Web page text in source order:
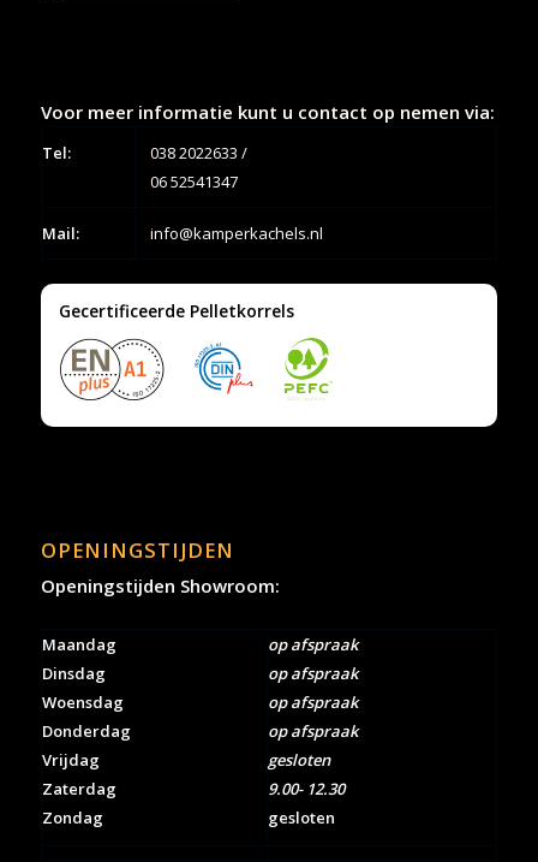
Voor meer informatie kunt u contact op nemen via:
Tel: 038 2022633 /
06 52541347
Mail: info@kamperkachels.nl
Gecertificeerde Pelletkorrels
OPENINGSTIJDEN
Openingstijden Showroom:
Maandag
Dinsdag
Woensdag
Donderdag
Vrijdag
Zaterdag
Zondag
op afspraak
op afspraak
op afspraak
op afspraak
gesloten
9.00- 12.30
gesloten